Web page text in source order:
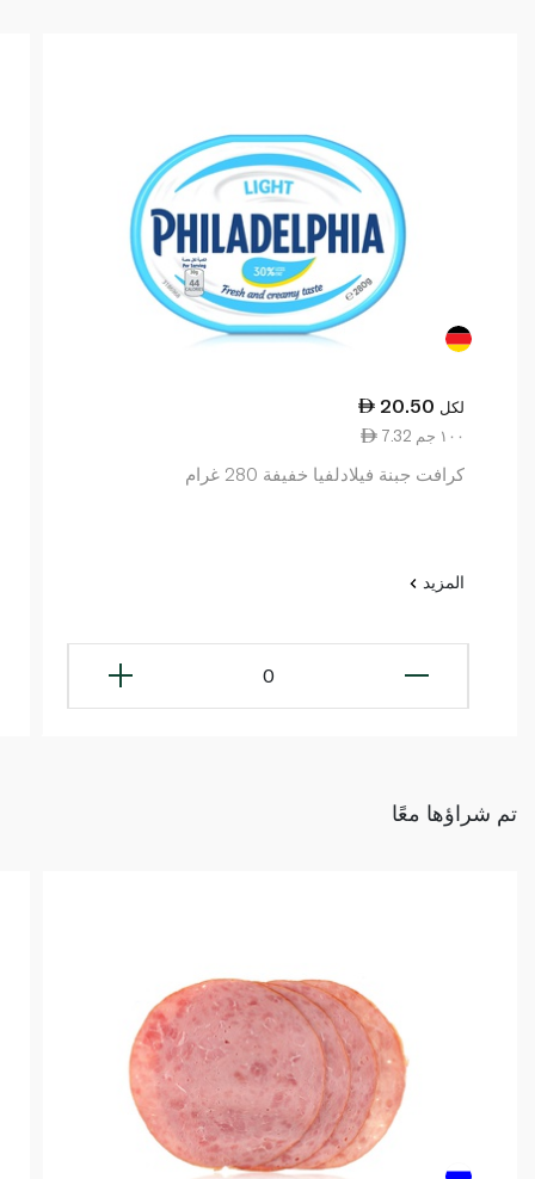
20.50 لكل
7.32 ١٠٠ جم
كرافت جبنة فيلادلفيا خفيفة 280 غرام
المزيد
0
تم شراؤها معًا